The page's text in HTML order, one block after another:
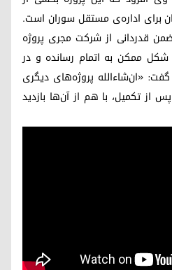
برای اداره‌ی مستقل سوران است.
قدردانی از شرکت مجری پروژه
شکل ممکن به اتمام رسانده و در
«ان‌شاءالله پروژه‌های دیگری
از تکمیل، با هم از آن‌ها بازدید